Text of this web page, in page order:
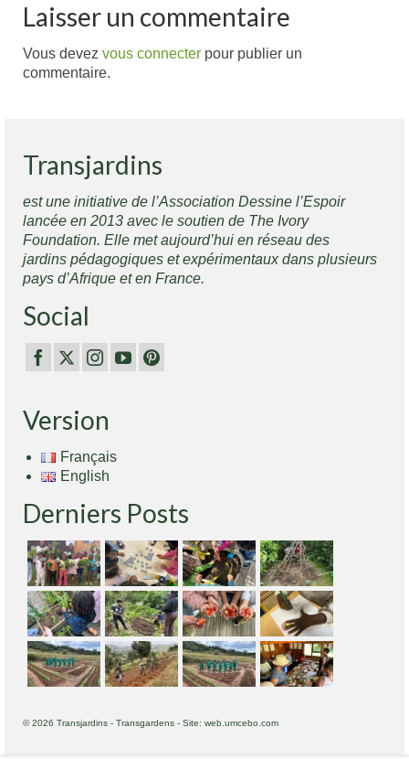
Laisser un commentaire
Vous devez vous connecter pour publier un
commentaire.
Transjardins
est une initiative de l’Association Dessine l’Espoir
lancée en 2013 avec le soutien de The Ivory
Foundation. Elle met aujourd’hui en réseau des
jardins pédagogiques et expérimentaux dans plusieurs
pays d’Afrique et en France.
Social
Version
Français
English
Derniers Posts
© 2026 Transjardins - Transgardens - Site: web.umcebo.com